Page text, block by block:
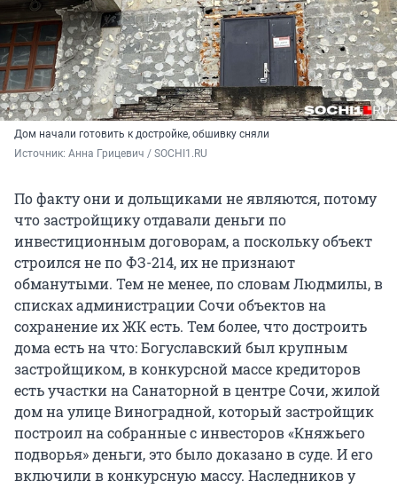
Дом начали готовить к достройке, обшивку сняли
Источник: Анна Грицевич / SOCHI1.RU
По факту они и дольщиками не являются, потому
что застройщику отдавали деньги по
инвестиционным договорам, а поскольку объект
строился не по ФЗ-214, их не признают
обманутыми. Тем не менее, по словам Людмилы, в
списках администрации Сочи объектов на
сохранение их ЖК есть. Тем более, что достроить
дома есть на что: Богуславский был крупным
застройщиком, в конкурсной массе кредиторов
есть участки на Санаторной в центре Сочи, жилой
дом на улице Виноградной, который застройщик
построил на собранные с инвесторов «Княжьего
подворья» деньги, это было доказано в суде. И его
включили в конкурсную массу. Наследников у